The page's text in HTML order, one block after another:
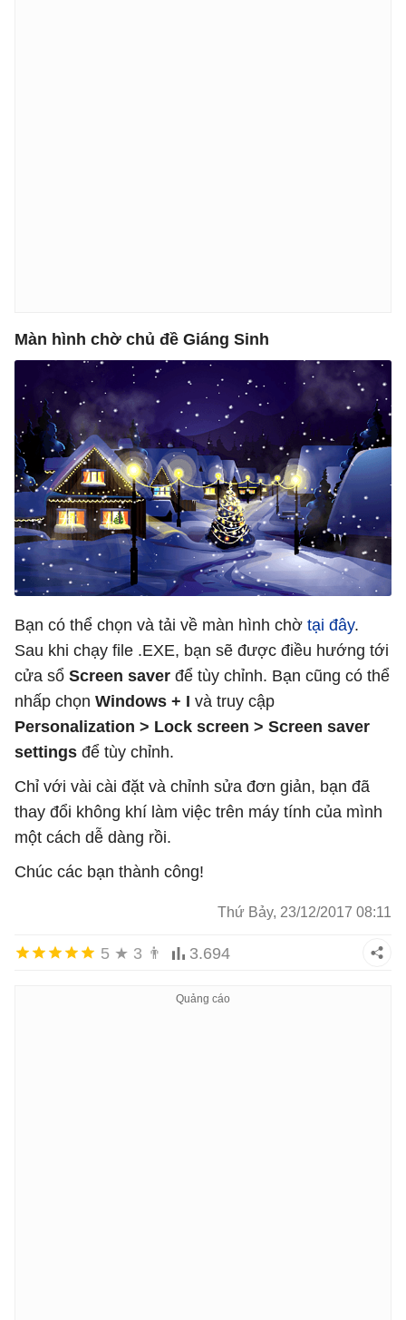
Màn hình chờ chủ đề Giáng Sinh
Bạn có thể chọn và tải về màn hình chờ tại đây.
Sau khi chạy file .EXE, bạn sẽ được điều hướng tới
cửa sổ Screen saver để tùy chỉnh. Bạn cũng có thể
nhấp chọn Windows + I và truy cập
Personalization > Lock screen > Screen saver
settings để tùy chỉnh.
Chỉ với vài cài đặt và chỉnh sửa đơn giản, bạn đã
thay đổi không khí làm việc trên máy tính của mình
một cách dễ dàng rồi.
Chúc các bạn thành công!
Thứ Bảy, 23/12/2017 08:11
5 ★ 3 👨 3.694